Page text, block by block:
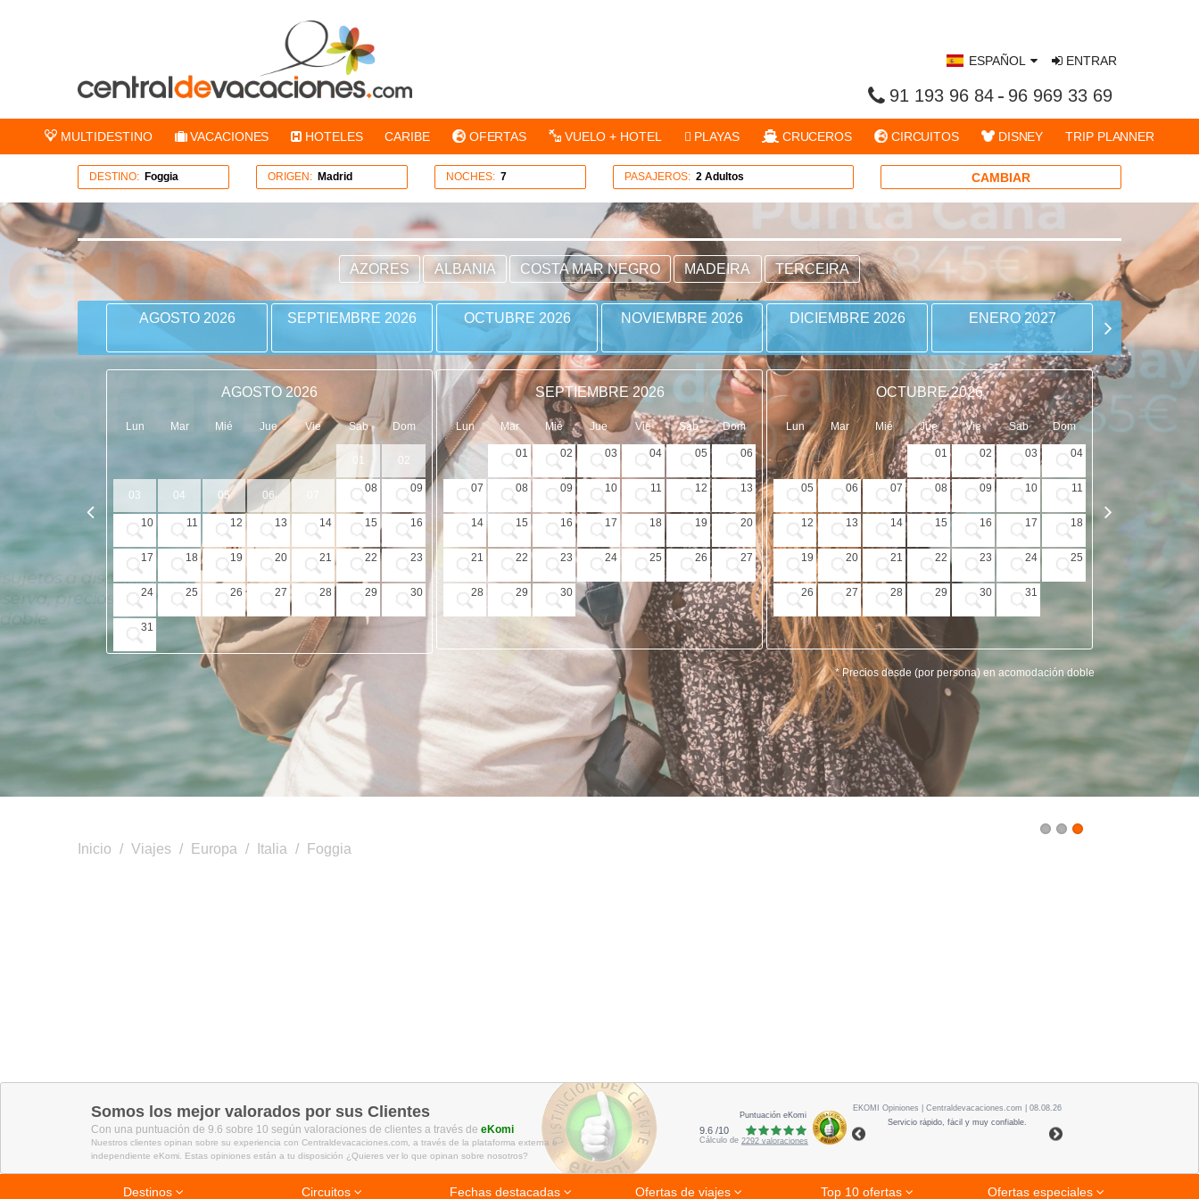
ESPAÑOL
91 193 96 84 96 969 33 69
ENTRAR
MULTIDESTINO VACACIONES HOTELES CARIBE OFERTAS VUELO + HOTEL PLAYAS CRUCEROS CIRCUITOS DISNEY TRIP PLANNER
1 2 3
DESTINO: Foggia ORIGEN: Madrid NOCHES: 7 PASAJEROS: 2 Adultos CAMBIAR
AZORES ALBANIA COSTA MAR NEGRO MADEIRA TERCEIRA
AGOSTO 2026 SEPTIEMBRE 2026 OCTUBRE 2026 NOVIEMBRE 2026 DICIEMBRE 2026 ENERO 2027
AGOSTO 2026
Lun Mar Mié Jue Vie Sab Dom
01 02
03 04 05 06
08 09
10 11 12 13 14 15 16
17 18 19 20 21 22 23
24 25 26 27 28 29 30
31
SEPTIEMBRE 2026
Lun Mar Mié Jue Vie Sab Dom
01 02 03 04 05 06
07 08 09 10 11 12 13
14 15 16 17 18 19 20
21 22 23 24 25 26 27
28 29 30
OCTUBRE 2026
Lun Mar Mié Jue Vie Sab Dom
01 02 03 04
05 06 07 08 09 10 11
12 13 14 15 16 17 18
19 20 21 22 23 24 25
26 27 28 29 30 31
Lun
09
24
* Precios desde (por persona) en acomodación doble
Inicio / Viajes / Europa / Italia / Foggia
Somos los mejor valorados por sus Clientes
Con una puntuación de 9.6 sobre 10 según valoraciones de clientes a través de eKomi
Nuestros clientes opinan sobre su experiencia con Centraldevacaciones.com, a través de la plataforma externa e
independiente eKomi. Estas opiniones están a tu disposición ¿Quieres ver lo que opinan sobre nosotros?
Puntuación eKomi
9.6/10
Cálculo de2292valoraciones
EKOMIOpiniones
| Centraldevacaciones.com | 08.08.26
Servicio rápido, fácil y muy confiable.
Destinos Circuitos Fechas destacadas Ofertas de viajes Top 10 ofertas Ofertas especiales